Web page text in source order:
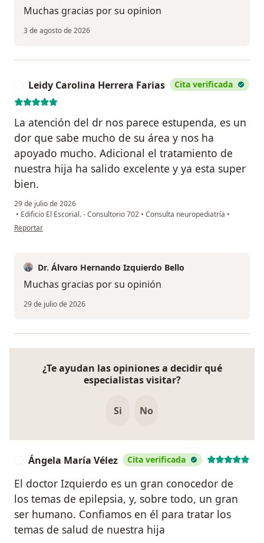
Muchas gracias por su opinion
3 de agosto de 2026
Leidy Carolina Herrera Farias Cita verificada
La atención del dr nos parece estupenda, es un
dor que sabe mucho de su área y nos ha
apoyado mucho. Adicional el tratamiento de
nuestra hija ha salido excelente y ya esta super
bien.
29 de julio de 2026
• Edificio El Escorial. - Consultorio 702 • Consulta neuropediatría •
en opinión del usuario Leidy Carolina Herrera Farias
Reportar
Dr. Álvaro Hernando Izquierdo Bello
Muchas gracias por su opinión
29 de julio de 2026
¿Te ayudan las opiniones a decidir qué
especialistas visitar?
Si No
Ángela María Vélez Cita verificada
El doctor Izquierdo es un gran conocedor de
los temas de epilepsia, y, sobre todo, un gran
ser humano. Confiamos en él para tratar los
temas de salud de nuestra hija